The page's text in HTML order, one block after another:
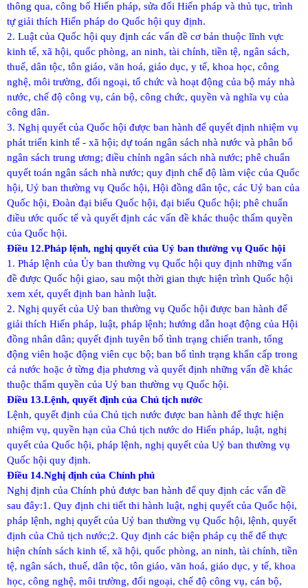
thông qua, công bố Hiến pháp, sửa đổi Hiến pháp và thủ tục, trình
tự giải thích Hiến pháp do Quốc hội quy định.
2. Luật của Quốc hội quy định các vấn đề cơ bản thuộc lĩnh vực
kinh tế, xã hội, quốc phòng, an ninh, tài chính, tiền tệ, ngân sách,
thuế, dân tộc, tôn giáo, văn hoá, giáo dục, y tế, khoa học, công
nghệ, môi trường, đối ngoại, tổ chức và hoạt động của bộ máy nhà
nước, chế độ công vụ, cán bộ, công chức, quyền và nghĩa vụ của
công dân.
3. Nghị quyết của Quốc hội được ban hành để quyết định nhiệm vụ
phát triển kinh tế - xã hội; dự toán ngân sách nhà nước và phân bổ
ngân sách trung ương; điều chỉnh ngân sách nhà nước; phê chuẩn
quyết toán ngân sách nhà nước; quy định chế độ làm việc của Quốc
hội, Uỷ ban thường vụ Quốc hội, Hội đồng dân tộc, các Uỷ ban của
Quốc hội, Đoàn đại biểu Quốc hội, đại biểu Quốc hội; phê chuẩn
điều ước quốc tế và quyết định các vấn đề khác thuộc thẩm quyền
của Quốc hội.
Điều 12.Pháp lệnh, nghị quyết của Uỷ ban thường vụ Quốc hội
1. Pháp lệnh của Ủy ban thường vụ Quốc hội quy định những vấn
đề được Quốc hội giao, sau một thời gian thực hiện trình Quốc hội
xem xét, quyết định ban hành luật.
2. Nghị quyết của Uỷ ban thường vụ Quốc hội được ban hành để
giải thích Hiến pháp, luật, pháp lệnh; hướng dẫn hoạt động của Hội
đồng nhân dân; quyết định tuyên bố tình trạng chiến tranh, tổng
động viên hoặc động viên cục bộ; ban bố tình trạng khẩn cấp trong
cả nước hoặc ở từng địa phương và quyết định những vấn đề khác
thuộc thẩm quyền của Uỷ ban thường vụ Quốc hội.
Điều 13.Lệnh, quyết định của Chủ tịch nước
Lệnh, quyết định của Chủ tịch nước được ban hành để thực hiện
nhiệm vụ, quyền hạn của Chủ tịch nước do Hiến pháp, luật, nghị
quyết của Quốc hội, pháp lệnh, nghị quyết của Uỷ ban thường vụ
Quốc hội quy định.
Điều 14.Nghị định của Chính phủ
Nghị định của Chính phủ được ban hành để quy định các vấn đề
sau đây:1. Quy định chi tiết thi hành luật, nghị quyết của Quốc hội,
pháp lệnh, nghị quyết của Uỷ ban thường vụ Quốc hội, lệnh, quyết
định của Chủ tịch nước;2. Quy định các biện pháp cụ thể để thực
hiện chính sách kinh tế, xã hội, quốc phòng, an ninh, tài chính, tiền
tệ, ngân sách, thuế, dân tộc, tôn giáo, văn hoá, giáo dục, y tế, khoa
học, công nghệ, môi trường, đối ngoại, chế độ công vụ, cán bộ,